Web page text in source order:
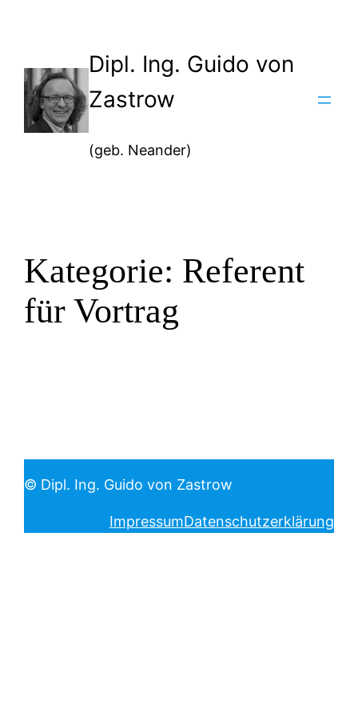
Dipl. Ing. Guido von
Zastrow
(geb. Neander)
Kategorie: Referent
für Vortrag
© Dipl. Ing. Guido von Zastrow
ImpressumDatenschutzerklärung